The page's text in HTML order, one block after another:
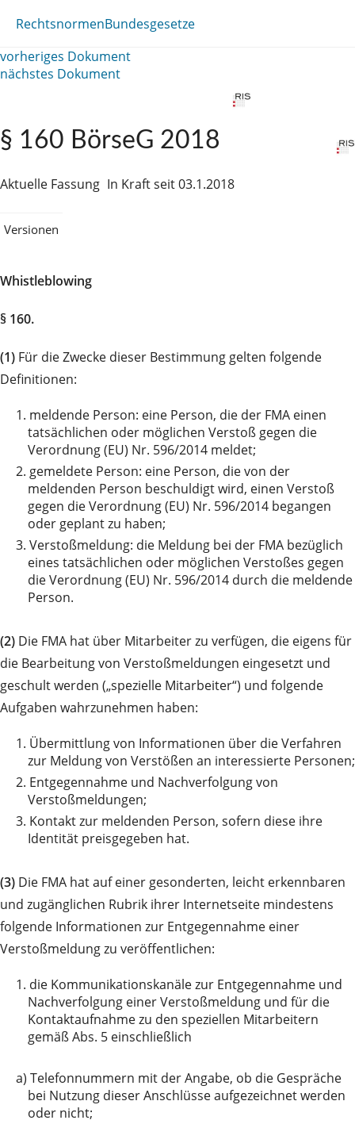
RechtsnormenBundesgesetze
vorheriges Dokument
nächstes Dokument
§ 160 BörseG 2018
Aktuelle Fassung In Kraft seit 03.1.2018
Versionen
Whistleblowing
§ 160.
(1) Für die Zwecke dieser Bestimmung gelten folgende
Definitionen:
1. meldende Person: eine Person, die der FMA einen
tatsächlichen oder möglichen Verstoß gegen die
Verordnung (EU) Nr. 596/2014 meldet;
2. gemeldete Person: eine Person, die von der
meldenden Person beschuldigt wird, einen Verstoß
gegen die Verordnung (EU) Nr. 596/2014 begangen
oder geplant zu haben;
3. Verstoßmeldung: die Meldung bei der FMA bezüglich
eines tatsächlichen oder möglichen Verstoßes gegen
die Verordnung (EU) Nr. 596/2014 durch die meldende
Person.
(2) Die FMA hat über Mitarbeiter zu verfügen, die eigens für
die Bearbeitung von Verstoßmeldungen eingesetzt und
geschult werden („spezielle Mitarbeiter“) und folgende
Aufgaben wahrzunehmen haben:
1. Übermittlung von Informationen über die Verfahren
zur Meldung von Verstößen an interessierte Personen;
2. Entgegennahme und Nachverfolgung von
Verstoßmeldungen;
3. Kontakt zur meldenden Person, sofern diese ihre
Identität preisgegeben hat.
(3) Die FMA hat auf einer gesonderten, leicht erkennbaren
und zugänglichen Rubrik ihrer Internetseite mindestens
folgende Informationen zur Entgegennahme einer
Verstoßmeldung zu veröffentlichen:
1. die Kommunikationskanäle zur Entgegennahme und
Nachverfolgung einer Verstoßmeldung und für die
Kontaktaufnahme zu den speziellen Mitarbeitern
gemäß Abs. 5 einschließlich
a) Telefonnummern mit der Angabe, ob die Gespräche
bei Nutzung dieser Anschlüsse aufgezeichnet werden
oder nicht;